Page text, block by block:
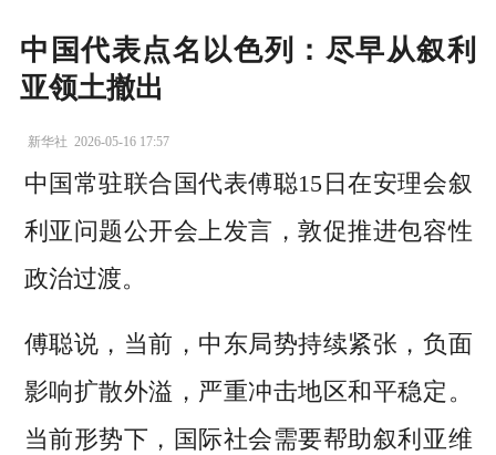
中国代表点名以色列：尽早从叙利
亚领土撤出
新华社 2026-05-16 17:57
中国常驻联合国代表傅聪15日在安理会叙
利亚问题公开会上发言，敦促推进包容性
政治过渡。
傅聪说，当前，中东局势持续紧张，负面
影响扩散外溢，严重冲击地区和平稳定。
当前形势下，国际社会需要帮助叙利亚维